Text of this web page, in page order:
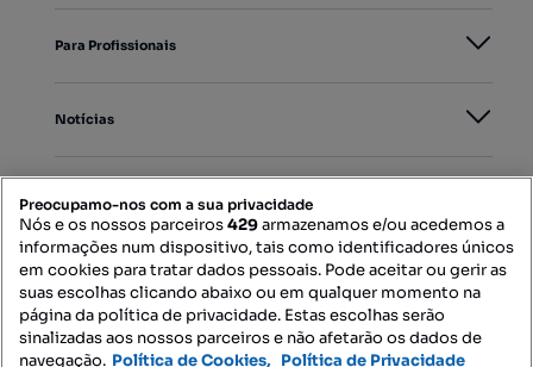
Para Profissionais
Notícias
Mapa do Site
Contacte-nos
Preocupamo-nos com a sua privacidade
Nós e os nossos parceiros429armazenamos e/ou acedemos a
informações num dispositivo, tais como identificadores únicos
em cookies para tratar dados pessoais. Pode aceitar ou gerir as
suas escolhas clicando abaixo ou em qualquer momento na
página da política de privacidade. Estas escolhas serão
sinalizadas aos nossos parceiros e não afetarão os dados de
navegação. Política de Cookies, Política de Privacidade